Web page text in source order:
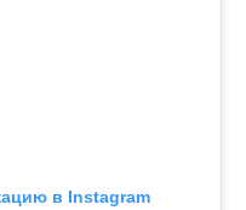
в Instagram